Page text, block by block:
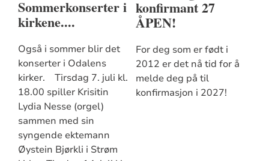
Sommerkonserter i
kirkene....
Også i sommer blir det
konserter i Odalens
kirker. Tirsdag 7. juli kl.
18.00 spiller Krisitin
Lydia Nesse (orgel)
sammen med sin
syngende ektemann
Øystein Bjørkli i Strøm
konfirmant 27
ÅPEN!
For deg som er født i
2012 er det nå tid for å
melde deg på til
konfirmasjon i 2027!